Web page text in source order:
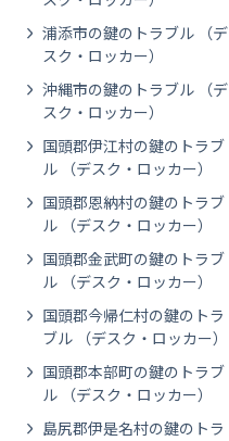
浦添市の鍵のトラブル （デ
スク・ロッカー）
沖縄市の鍵のトラブル （デ
スク・ロッカー）
国頭郡伊江村の鍵のトラブ
ル （デスク・ロッカー）
国頭郡恩納村の鍵のトラブ
ル （デスク・ロッカー）
国頭郡金武町の鍵のトラブ
ル （デスク・ロッカー）
国頭郡今帰仁村の鍵のトラ
ブル （デスク・ロッカー）
国頭郡本部町の鍵のトラブ
ル （デスク・ロッカー）
島尻郡伊是名村の鍵のトラ